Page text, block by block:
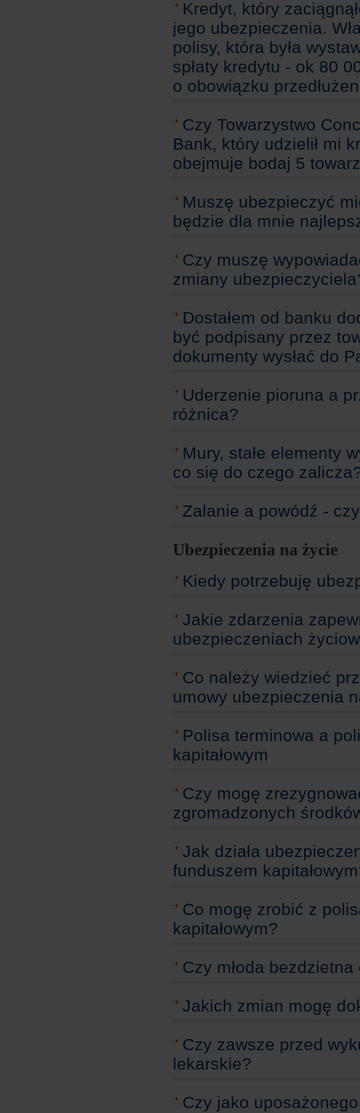
Kredyt, który
jego ubezpieczenia.
polisy, która była
spłaty kredytu - ok 80
o obowiązku
Czy Towarzystwo
Bank, który udzielił mi
obejmuje bodaj 5
Muszę ubezpieczyć
będzie dla mnie
Czy muszę
zmiany
Dostałem od banku
być podpisany przez
dokumenty wysłać do
Uderzenie pioruna a
różnica?
Mury, stałe elementy
co się do czego
Zalanie a powódź -
Ubezpieczenia na życie
Kiedy potrzebuję
Jakie zdarzenia
ubezpieczeniach
Co należy wiedzieć
umowy ubezpieczenia
Polisa terminowa a
kapitałowym
Czy mogę
zgromadzonych
Jak działa
funduszem
Co mogę zrobić z
kapitałowym?
Czy młoda
Jakich zmian mogę
Czy zawsze przed
lekarskie?
Czy jako